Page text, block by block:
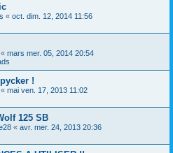
« oct. dim. 12, 2014 11:56
« mars mer. 05, 2014 20:54
!
« mai ven. 17, 2013 11:02
125 SB
« avr. mer. 24, 2013 20:36